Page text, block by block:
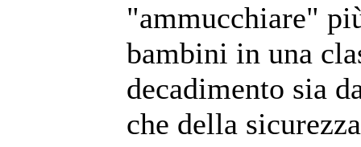
"ammucchiare"
bambini in una
decadimento sia
che della